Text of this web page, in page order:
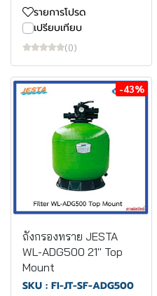
รายการโปรด
เปรียบเทียบ
(0)
-43%
ถังกรองทราย JESTA
WL-ADG500 21" Top
Mount
SKU : FI-JT-SF-ADG500